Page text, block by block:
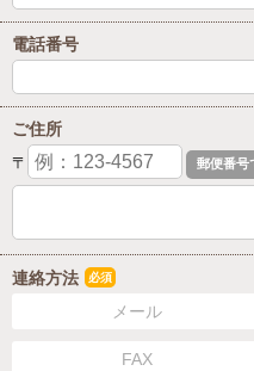
電話番号
ご住所
〒
連絡方法 必須
メール
FAX